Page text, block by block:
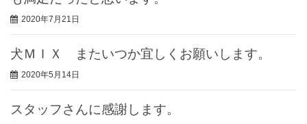
2020年7月21日
犬ＭＩＸ またいつか宜しくお願いします。
2020年5月14日
スタッフさんに感謝します。